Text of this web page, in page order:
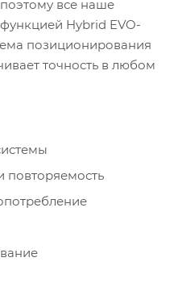
все наше
Hybrid EVO-
позиционирования
точность в любом
повторяемость